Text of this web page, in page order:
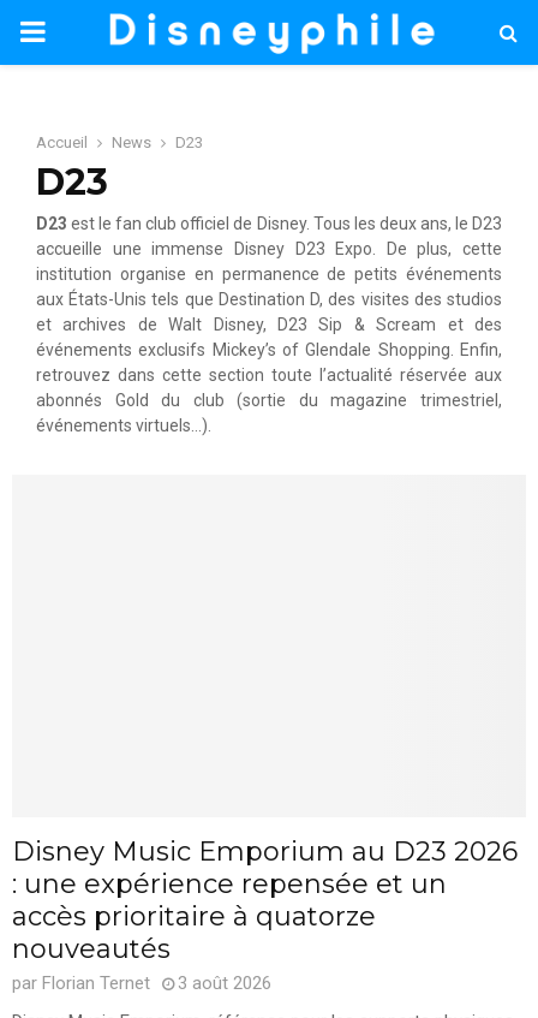
PRIMARY
Accueil News D23
D23
D23 est le fan club officiel de Disney. Tous les deux ans, le D23
accueille une immense Disney D23 Expo. De plus, cette
institution organise en permanence de petits événements
aux États-Unis tels que Destination D, des visites des studios
et archives de Walt Disney, D23 Sip & Scream et des
événements exclusifs Mickey’s of Glendale Shopping. Enfin,
retrouvez dans cette section toute l’actualité réservée aux
abonnés Gold du club (sortie du magazine trimestriel,
événements virtuels…).
Disney Music Emporium au D23 2026
: une expérience repensée et un
accès prioritaire à quatorze
nouveautés
par Florian Ternet
3 août 2026